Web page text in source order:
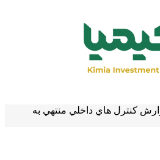
کنترل هاي داخلي منتهي به